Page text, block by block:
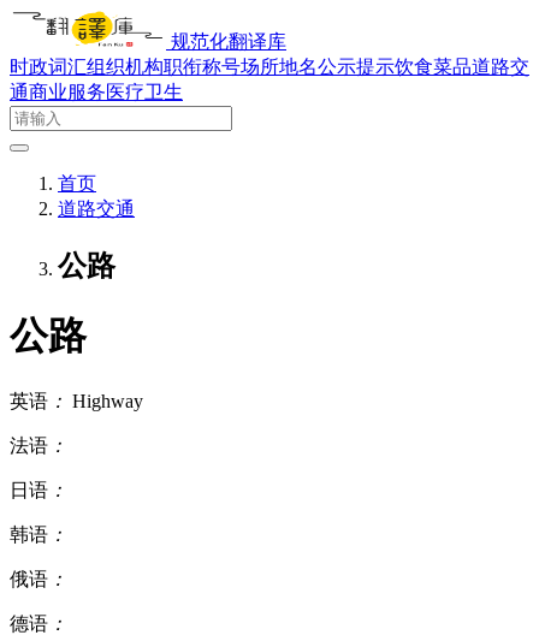
规范化翻译库
时政词汇组织机构职衔称号场所地名公示提示饮食菜品道路交
通商业服务医疗卫生
首页
道路交通
公路
公路
英语 ： Highway
法语 ：
日语 ：
韩语 ：
俄语 ：
德语 ：